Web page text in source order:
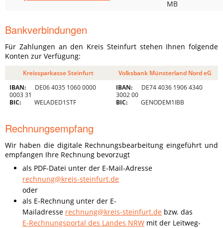
MB
Bankverbindungen
Für Zahlungen an den Kreis Steinfurt stehen Ihnen folgende
Konten zur Verfügung:
Kreissparkasse Steinfurt
Volksbank Münsterland Nord eG
IBAN:
DE06 4035 1060 0000
0003 31
BIC:
WELADED1STF
IBAN:DE74 4036 1906 4340
3002 00
BIC:
GENODEM1IBB
Rechnungsempfang
Wir haben die digitale Rechnungsbearbeitung eingeführt und
empfangen Ihre Rechnung bevorzugt
als PDF-Datei unter der E-Mail-Adresse
rechnung@kreis-steinfurt.de
oder
als E-Rechnung unter der E-
Mailadresse rechnung@kreis-steinfurt.de bzw. das
E-Rechnungsportal des Landes NRW mit der Leitweg-